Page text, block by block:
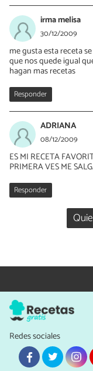
irma melisa
30/12/2009
me gusta esta receta
que nos quede igual
hagan mas recetas
Responder
ADRIANA
08/12/2009
ES MI RECETA
PRIMERA VES ME
Responder
Redes sociales